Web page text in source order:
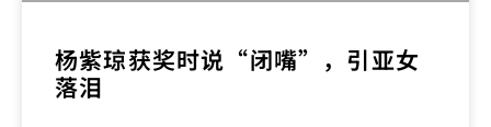
杨紫琼获奖时说“闭嘴”，引亚女
落泪